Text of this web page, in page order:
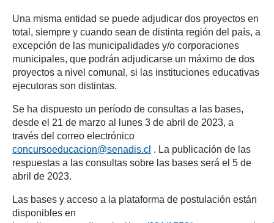
Una misma entidad se puede adjudicar dos proyectos en
total, siempre y cuando sean de distinta región del país, a
excepción de las municipalidades y/o corporaciones
municipales, que podrán adjudicarse un máximo de dos
proyectos a nivel comunal, si las instituciones educativas
ejecutoras son distintas.
Se ha dispuesto un período de consultas a las bases,
desde el 21 de marzo al lunes 3 de abril de 2023, a
través del correo electrónico
concursoeducacion@senadis.cl
(se abre en una nueva
. La publicación de las
respuestas a las consultas sobre las bases será el 5 de
abril de 2023.
Las bases y acceso a la plataforma de postulación están
disponibles en